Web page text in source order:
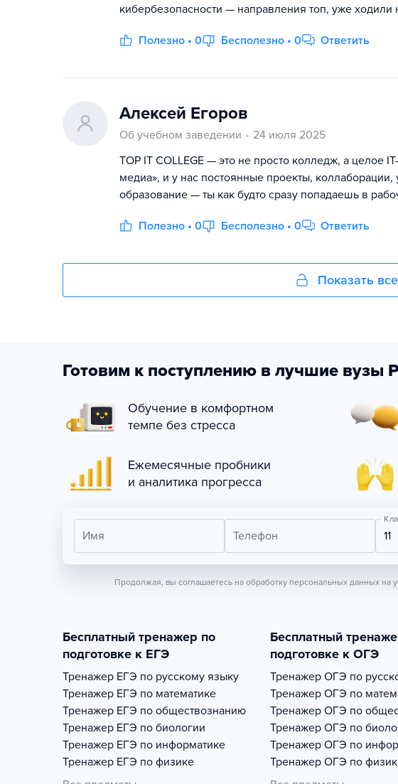
кибербезопасности — направления топ, уже
Полезно • 0 Бесполезно • 0 Ответить
Алексей Егоров
Об учебном заведении
24 июля 2025
TOP IT COLLEGE — это не просто колледж, а целое
медиа», и у нас постоянные проекты,
образование — ты как будто сразу попадаешь в
Полезно • 0 Бесполезно • 0 Ответить
Показать
Готовим к поступлению в лучшие вузы
Обучение в комфортном
темпе без стресса
Ежемесячные пробники
и аналитика прогресса
Имя Телефон 11
Продолжая, вы соглашаетесь на обработку персональных данных на
Бесплатный тренажер по
подготовке к ЕГЭ
Тренажер ЕГЭ по русскому языку
Тренажер ЕГЭ по математике
Тренажер ЕГЭ по обществознанию
Тренажер ЕГЭ по биологии
Тренажер ЕГЭ по информатике
Тренажер ЕГЭ по физике
Бесплатный
подготовке к ОГЭ
Тренажер ОГЭ по
Тренажер ОГЭ по
Тренажер ОГЭ по
Тренажер ОГЭ по
Тренажер ОГЭ по
Тренажер ОГЭ по